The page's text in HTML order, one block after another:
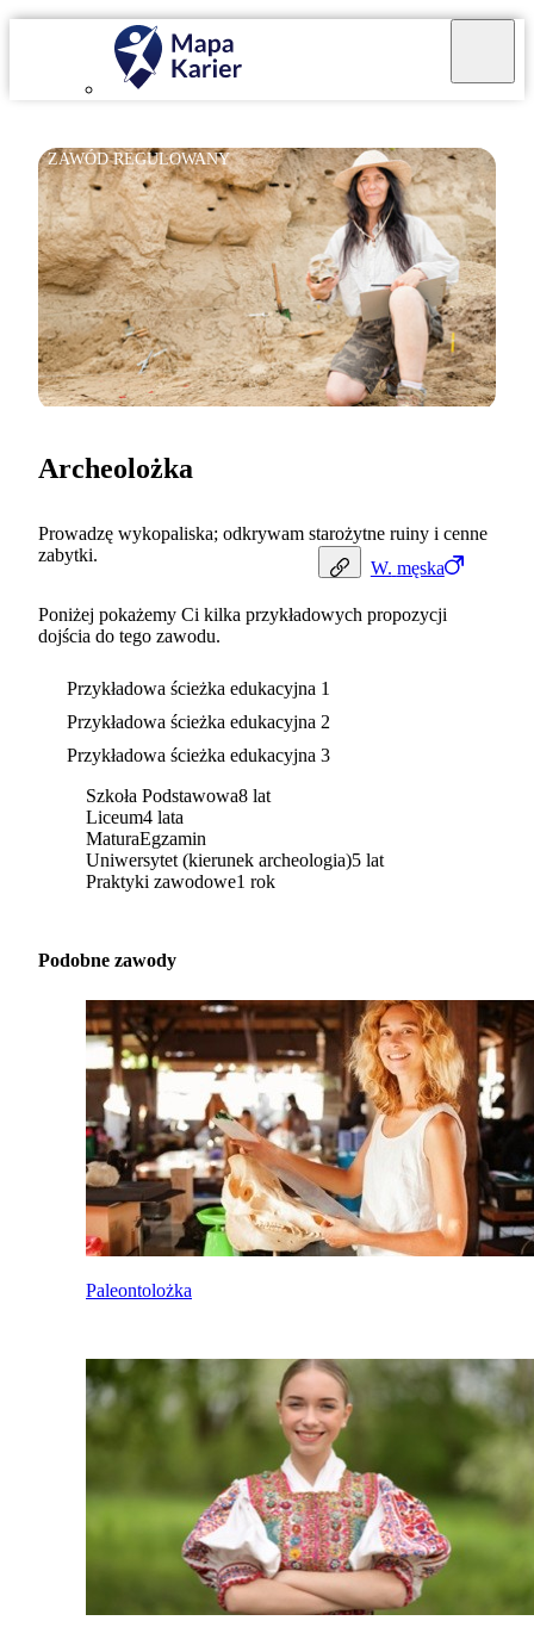
ZAWÓD REGULOWANY
W. męska
Archeolożka
Prowadzę wykopaliska; odkrywam starożytne ruiny i cenne
zabytki.
Poniżej pokażemy Ci kilka przykładowych propozycji
dojścia do tego zawodu.
Przykładowa ścieżka edukacyjna 1
Przykładowa ścieżka edukacyjna 2
Przykładowa ścieżka edukacyjna 3
Szkoła Podstawowa8 lat
Liceum4 lata
MaturaEgzamin
Uniwersytet (kierunek archeologia)5 lat
Praktyki zawodowe1 rok
Podobne zawody
Paleontolożka